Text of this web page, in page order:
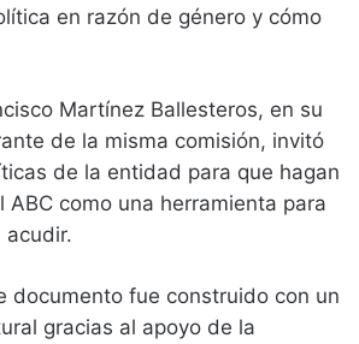
en razón de género y cómo
Martínez Ballesteros, en su
de la misma comisión, invitó
de la entidad para que hagan
ABC como una herramienta para
acudir.
documento fue construido con un
gracias al apoyo de la